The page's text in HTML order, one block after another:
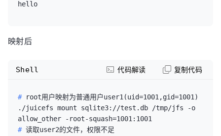
映射后
# root用户映射为普通用户user1(uid=1001,gid=1001)
./juicefs mount sqlite3://test.db /tmp/jfs -o
# 读取user2的文件，权限不足
Shell 代码解读 复制代码